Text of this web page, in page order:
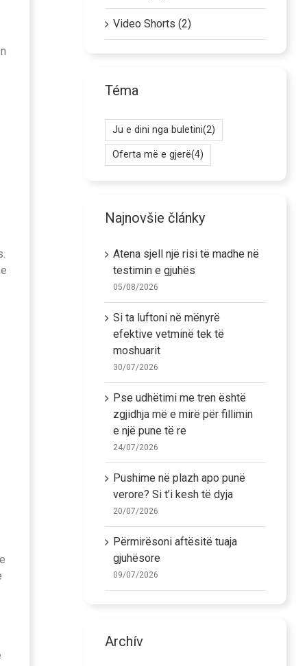
Video Shorts (2)
Téma
Ju e dini nga buletini(2)
Oferta më e gjerë(4)
Najnovšie články
Atena sjell një risi të madhe në
testimin e gjuhës
05/08/2026
Si ta luftoni në mënyrë
efektive vetminë tek të
moshuarit
30/07/2026
Pse udhëtimi me tren është
zgjidhja më e mirë për fillimin
e një pune të re
24/07/2026
Pushime në plazh apo punë
verore? Si t’i kesh të dyja
20/07/2026
Përmirësoni aftësitë tuaja
gjuhësore
09/07/2026
Archív